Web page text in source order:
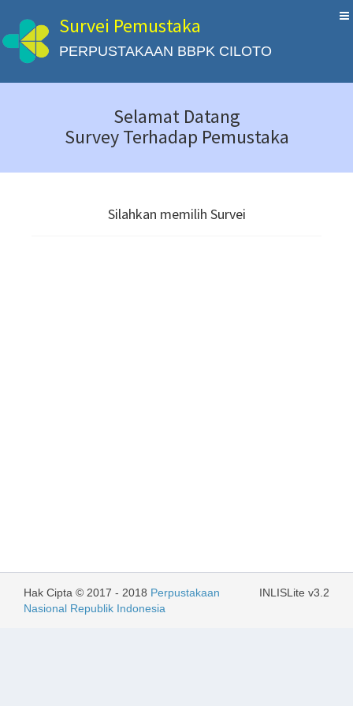
Survei Pemustaka
PERPUSTAKAAN BBPK CILOTO
Selamat Datang
Survey Terhadap Pemustaka
Silahkan memilih Survei
INLISLite v3.2
Hak Cipta © 2017 - 2018 Perpustakaan
Nasional Republik Indonesia